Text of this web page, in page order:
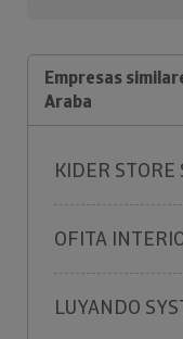
Empresas
Araba
KIDER STORE
OFITA
LUYANDO